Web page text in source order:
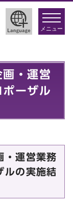
toggle
メニュー
・運営
ーザル
・運営業務
ルの実施結